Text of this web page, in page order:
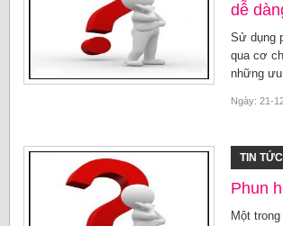
dễ
Sử dụng
qua cơ
những
Ngày: 21-
TIN TỨC
Phun
Một